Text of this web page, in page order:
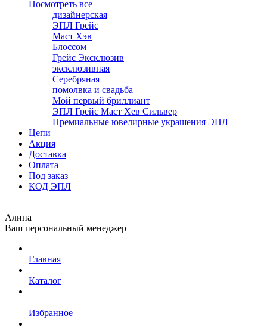
Посмотреть все
дизайнерская
ЭПЛ Грейс
Маст Хэв
Блоссом
Грейс Эксклюзив
эксклюзивная
Серебряная
помолвка и свадьба
Мой первый бриллиант
ЭПЛ Грейс Маст Хев Сильвер
Премиальные ювелирные украшения ЭПЛ
Цепи
Акция
Доставка
Оплата
Под заказ
КОД ЭПЛ
Алина
Ваш персональный менеджер
Главная
Каталог
Избранное